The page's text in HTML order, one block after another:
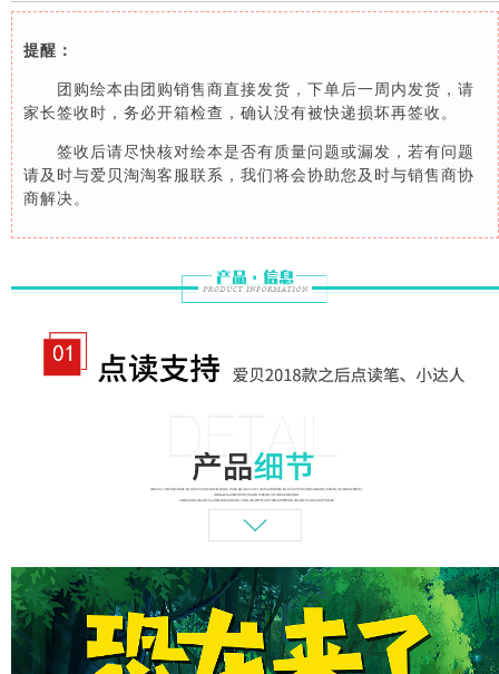
提醒：
团购绘本由团购销售商直接发货，下单后一周内发货，请
家长签收时，务必开箱检查，确认没有被快递损坏再签收。
签收后请尽快核对绘本是否有质量问题或漏发，若有问题
请及时与爱贝淘淘客服联系，我们将会协助您及时与销售商协
商解决。